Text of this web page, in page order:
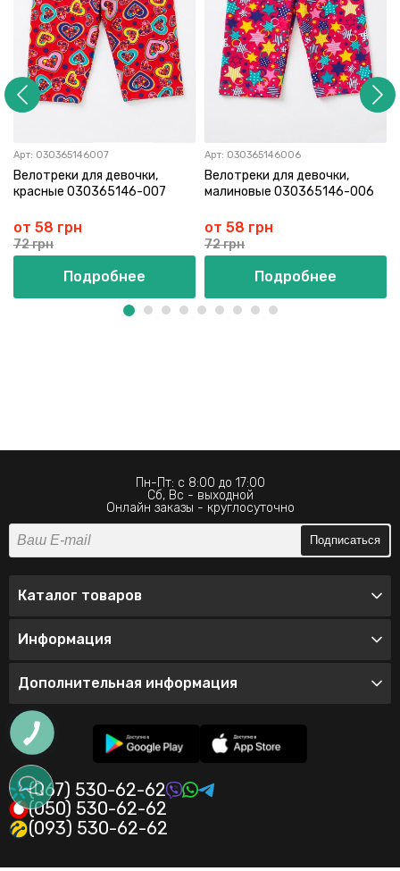
Арт: 030365146007
Велотреки для девочки,
красные 030365146-007
от 58 грн
72 грн
Подробнее
Арт: 030365146006
Велотреки для девочки,
малиновые 030365146-006
от 58 грн
72 грн
Подробнее
Пн-Пт: с 8:00 до 17:00
Сб, Вс - выходной
Онлайн заказы - круглосуточно
Подписаться
Каталог товаров
Информация
Дополнительная информация
(067) 530-62-62
(050) 530-62-62
(093) 530-62-62